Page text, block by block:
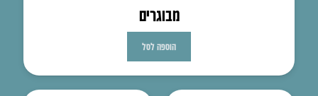
מבוגרים
הוספה לסל